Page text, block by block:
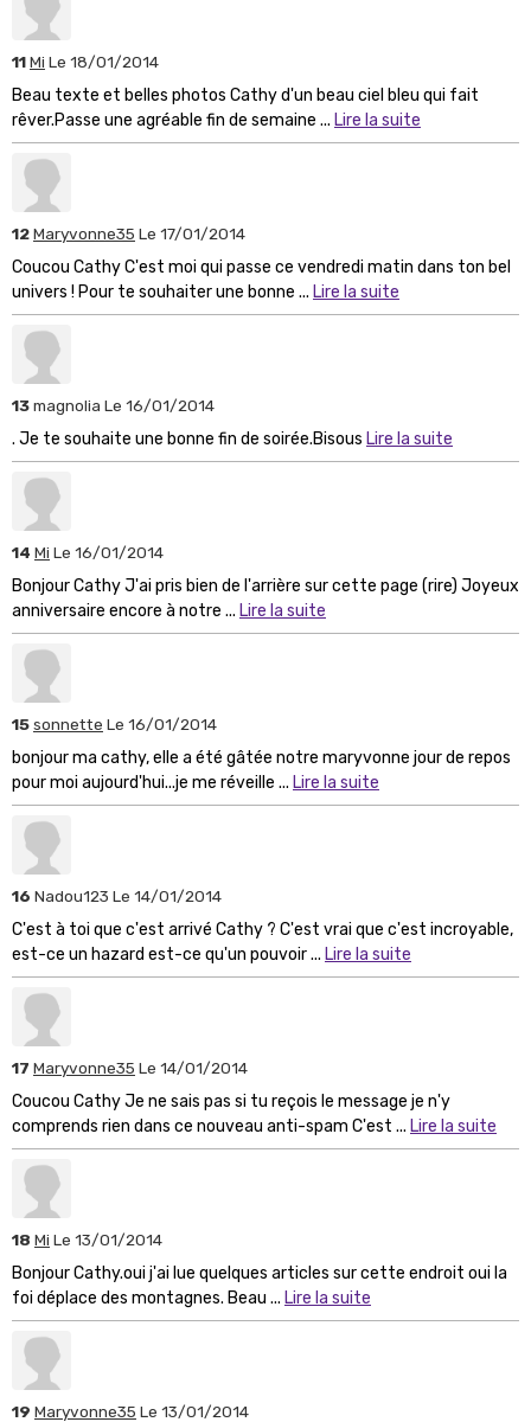
11Mi Le 18/01/2014
Beau texte et belles photos Cathy d'un beau ciel bleu qui fait
rêver.Passe une agréable fin de semaine ... Lire la suite
12Maryvonne35 Le 17/01/2014
Coucou Cathy C'est moi qui passe ce vendredi matin dans ton bel
univers ! Pour te souhaiter une bonne ... Lire la suite
13magnolia Le 16/01/2014
. Je te souhaite une bonne fin de soirée.Bisous Lire la suite
14 Mi Le 16/01/2014
Bonjour Cathy J'ai pris bien de l'arrière sur cette page (rire) Joyeux
anniversaire encore à notre ... Lire la suite
15sonnette Le 16/01/2014
bonjour ma cathy, elle a été gâtée notre maryvonne jour de repos
pour moi aujourd'hui...je me réveille ... Lire la suite
16 Nadou123 Le 14/01/2014
C'est à toi que c'est arrivé Cathy ? C'est vrai que c'est incroyable,
est-ce un hazard est-ce qu'un pouvoir ... Lire la suite
17 Maryvonne35 Le 14/01/2014
Coucou Cathy Je ne sais pas si tu reçois le message je n'y
comprends rien dans ce nouveau anti-spam C'est ... Lire la suite
18 Mi Le 13/01/2014
Bonjour Cathy.oui j'ai lue quelques articles sur cette endroit oui la
foi déplace des montagnes. Beau ... Lire la suite
19 Maryvonne35 Le 13/01/2014